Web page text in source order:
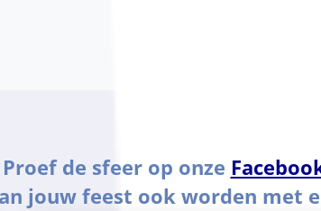
Proef de sfeer op onze
jouw feest ook worden met